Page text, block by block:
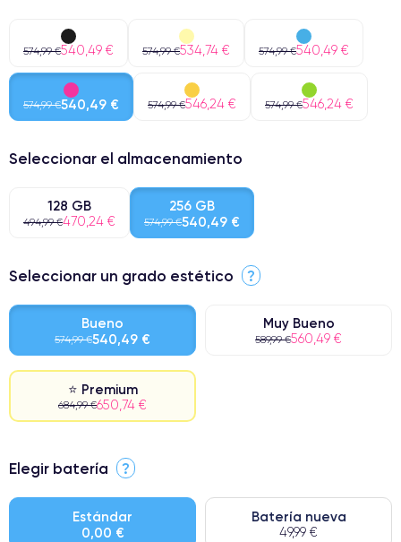
574,99 €540,49 € 574,99 €534,74 € 574,99 €540,49 €
574,99 €540,49 € 574,99 €546,24 € 574,99 €546,24 €
Seleccionar el almacenamiento
128 GB
494,99 €470,24 €
256 GB
574,99 €540,49 €
Seleccionar un grado estético ?
Bueno
574,99 €540,49 €
Muy Bueno
589,99 €560,49 €
⭐ Premium
684,99 €650,74 €
⭐ Premium
● Batería: uso intensivo.
● Solo el 5% de nuestros teléfonos tienen una categoría Premium.
Elegir batería ?
Estándar
0,00 €
Batería nueva
49,99 €